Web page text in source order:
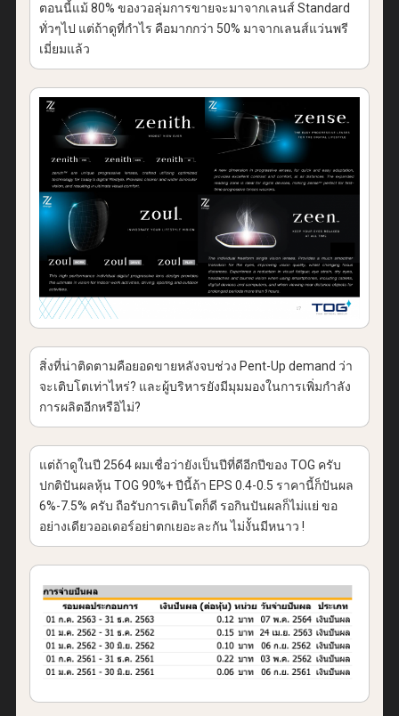
ตอนนี้แม้ 80% ของวอลุ่มการขายจะมาจากเลนส์ Standard
ทั่วๆไป แต่ถ้าดูที่กำไร คือมากกว่า 50% มาจากเลนส์แว่นพรี
เมี่ยมแล้ว
สิ่งที่น่าติดตามคือยอดขายหลังจบช่วง Pent-Up demand ว่า
จะเติบโตเท่าไหร่? และผู้บริหารยังมีมุมมองในการเพิ่มกำลัง
การผลิตอีกหรือิไม่?
แต่ถ้าดูในปี 2564 ผมเชื่อว่ายังเป็นปีที่ดีอีกปีของ TOG ครับ
ปกติปันผลหุ้น TOG 90%+ ปีนี้ถ้า EPS 0.4-0.5 ราคานี้ก็ปันผล
6%-7.5% ครับ ถือรับการเติบโตก็ดี รอกินปันผลก็ไม่แย่ ขอ
อย่างเดียวออเดอร์อย่าตกเยอะละกัน ไม่งั้นมีหนาว !